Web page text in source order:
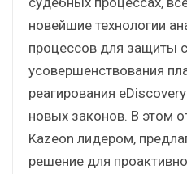
новейшие технологии
процессов для защиты
усовершенствования
реагирования
новых законов. В этом
Kazeon лидером,
решение для